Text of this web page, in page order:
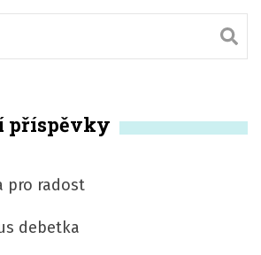
příspěvky
pro radost
debetka